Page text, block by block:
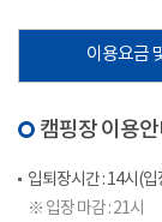
이용요금
캠핑장 이용
입퇴장시간 : 14시(
※ 입장 마감 : 21시